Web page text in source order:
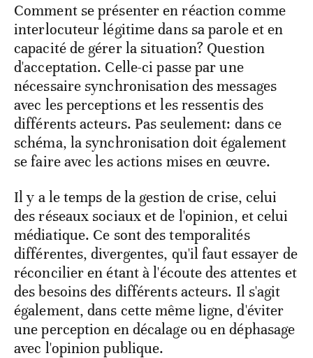
Comment se présenter en réaction comme
interlocuteur légitime dans sa parole et en
capacité de gérer la situation? Question
d'acceptation. Celle-ci passe par une
nécessaire synchronisation des messages
avec les perceptions et les ressentis des
différents acteurs. Pas seulement: dans ce
schéma, la synchronisation doit également
se faire avec les actions mises en œuvre.
Il y a le temps de la gestion de crise, celui
des réseaux sociaux et de l'opinion, et celui
médiatique. Ce sont des temporalités
différentes, divergentes, qu'il faut essayer de
réconcilier en étant à l'écoute des attentes et
des besoins des différents acteurs. Il s'agit
également, dans cette même ligne, d'éviter
une perception en décalage ou en déphasage
avec l'opinion publique.